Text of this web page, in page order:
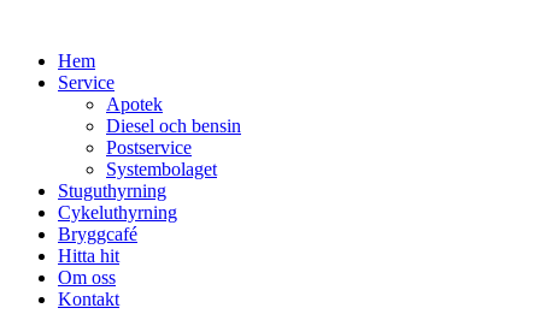
contentHem
Service
Apotek
Diesel och bensin
Postservice
Systembolaget
Stuguthyrning
Cykeluthyrning
Bryggcafé
Hitta hit
Om oss
Kontakt